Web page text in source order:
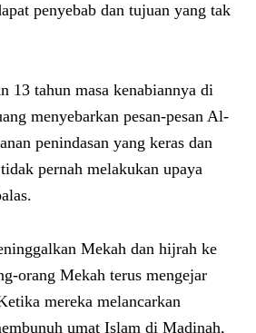
penyebab dan tujuan yang tak
13 tahun masa kenabiannya di
menyebarkan pesan-pesan Al-
penindasan yang keras dan
pernah melakukan upaya
Mekah dan hijrah ke
orang Mekah terus mengejar
mereka melancarkan
umat Islam di Madinah,